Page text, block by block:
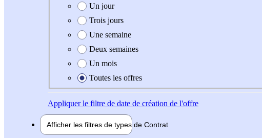
Date de création de l'offre
Un jour
Trois jours
Une semaine
Deux semaines
Un mois
Toutes les offres
Appliquerle filtre de date de création de l'offre
Afficher les filtres de types de Contrat